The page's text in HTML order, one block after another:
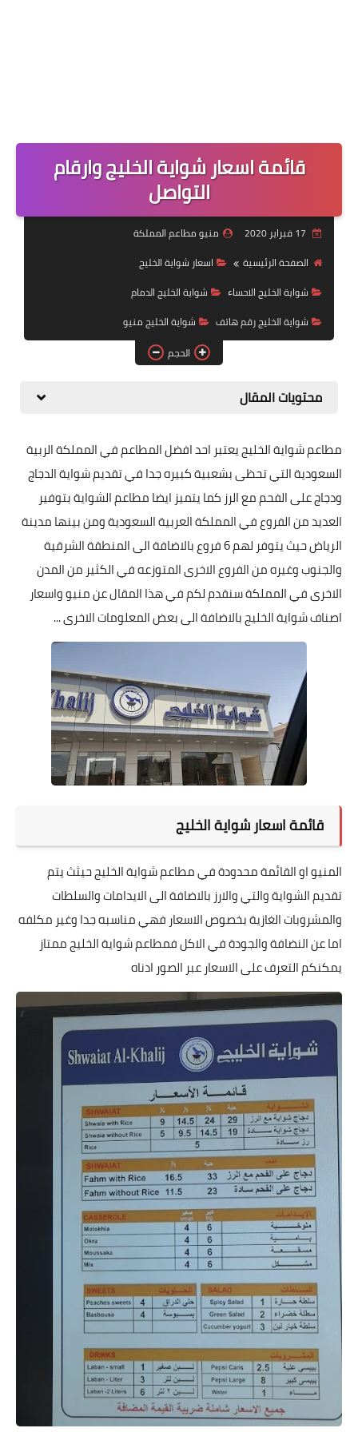
قائمة اسعار شواية الخليج وارقام
التواصل
منيو مطاعم المملكة
الصفحة الرئيسية
اسعار شواية الخليج
شواية الخليج الاحساء
شواية الخليج الدمام
شواية الخليج رقم هاتف
شواية الخليج منيو
الحجم
محتويات المقال
مطاعم شواية الخليج يعتبر احد افضل المطاعم في المملكة الربية
السعودية التي تحظى بشعبية كبيره جدا في تقديم شواية الدجاج
ودجاج على الفحم مع الرز كما يتميز ايضا مطاعم الشواية بتوفير
العديد من الفروع في المملكة العربية السعودية ومن بينها مدينة
الرياض حيث يتوفر لهم 6 فروع بالاضافة الى المنطقة الشرقية
والجنوب وغيره من الفروع الاخرى المتوزعه في الكثير من المدن
الاخرى في المملكة سنقدم لكم في هذا المقال عن منيو واسعار
اصناف شواية الخليج بالاضافة الى بعض المعلومات الاخرى ...
قائمة اسعار شواية الخليج
المنيو او القائمة محدودة في مطاعم شواية الخليج حيثث يتم
تقديم الشواية والتي والارز بالاضافة الى الايدامات والسلطات
والمشروبات الغازية بخصوص الاسعار فهي مناسبه جدا وغير مكلفه
اما عن النضافة والجودة في الاكل فمطاعم شواية الخليج ممتاز
يمكنكم التعرف على الاسعار عبر الصور ادناه